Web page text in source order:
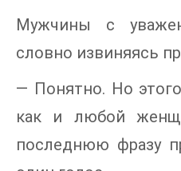
Мужчины с
словно извиняясь
— Понятно. Но
как и любой
последнюю фразу